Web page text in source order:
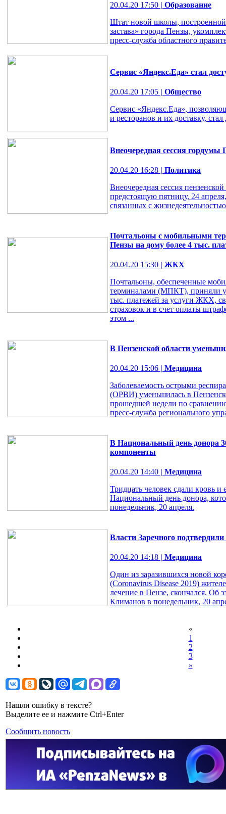
20.04.20 17:50 | Образование
Штат новой школы,
застава» города Пензы,
пресс-служба областного
Сервис «Яндекс.Еда» стал
20.04.20 17:05 | Общество
Сервис «Яндекс.Еда»,
и ресторанов и их доставку,
Внеочередная сессия гордумы
20.04.20 16:28 | Политика
Внеочередная сессия
предстоящую пятницу, 24
связанных с
Почтальоны с мобильными
Пензы на дому более 4 тыс.
20.04.20 15:30 | ЖКХ
Почтальоны, обеспеченные
терминалами (МПКТ), приняли
тыс. платежей за услуги ЖКХ,
страховок и в счет оплаты
этом ...
В Пензенской области
20.04.20 15:06 | Медицина
Заболеваемость острыми
(ОРВИ) уменьшилась в
прошедшей недели по
пресс-служба регионального
В Национальный день донора
компоненты
20.04.20 14:40 | Медицина
Тридцать человек сдали кровь
Национальный день донора,
понедельник, 20 апреля.
Власти Заречного
20.04.20 14:18 | Медицина
Один из заразившихся новой
(Coronavirus Disease 2019)
лечение в Пензе, скончался. Об
Климанов в понедельник, 20
«
1
2
3
»
Нашли ошибку в тексте?
Выделите ее и нажмите Ctrl+Enter
Сообщить новость